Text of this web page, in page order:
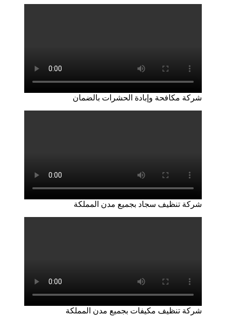
شركة مكافحة وإبادة الحشرات بالضمان
شركة تنظيف سجاد بجميع مدن المملكة
شركة تنظيف مكيفات بجميع مدن المملكة